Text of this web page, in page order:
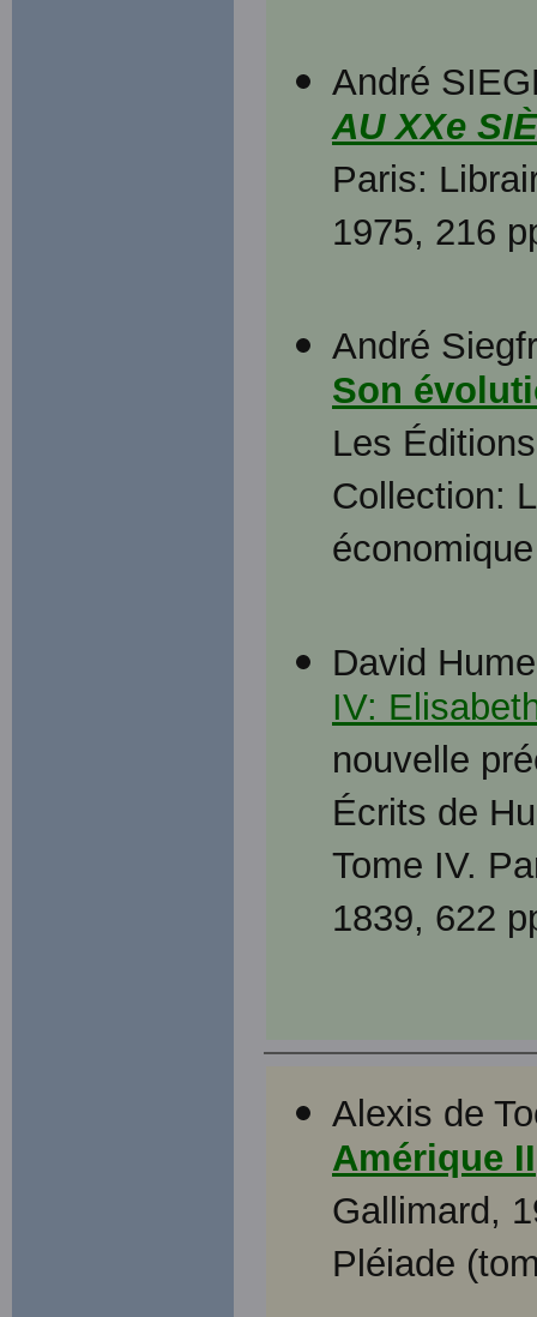
André
AU XXe
Paris:
1975, 216
André
Son
Les
Collection:
David
IV:
nouvelle
Écrits de
Tome IV.
1839, 622
Alexis de
Amérique II
Gallimard,
Pléiade